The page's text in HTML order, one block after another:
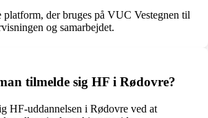
platform, der bruges på VUC Vestegnen til
og samarbejdet.
tilmelde sig HF i Rødovre?
HF-uddannelsen i Rødovre ved at